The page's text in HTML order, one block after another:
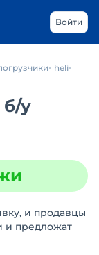
Войти
heli
б/у
и продавцы
и предложат